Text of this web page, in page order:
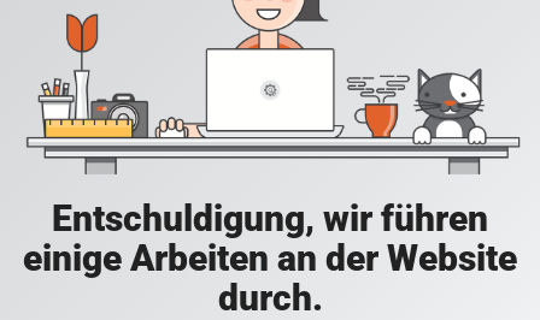
Entschuldigung, wir führen
einige Arbeiten an der Website
durch.